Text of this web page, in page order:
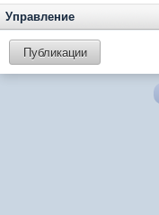
Управление
Публикации